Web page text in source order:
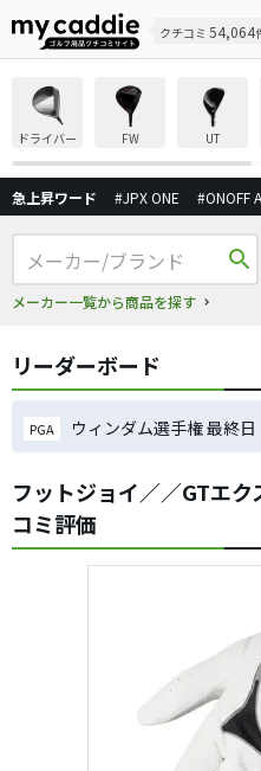
クチコミ 54,064
ドライバー FW UT
急上昇ワード #JPX ONE #ONOFF
search
メーカー一覧から商品を探す
リーダーボード
PGA ウィンダム選手権 最終日
フットジョイ／／GTエ
コミ評価